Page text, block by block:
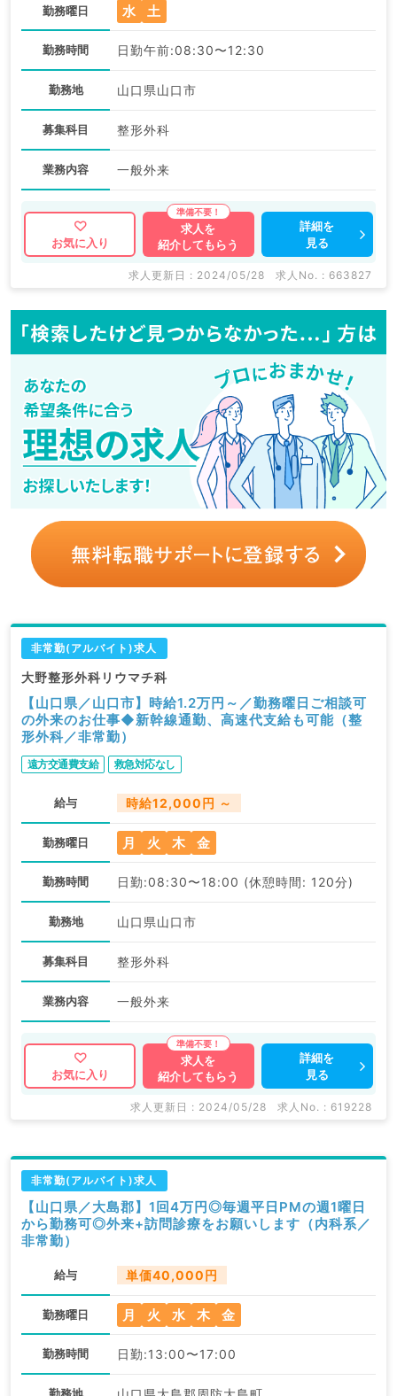
勤務曜日 水 土
勤務時間 日勤午前:08:30〜12:30
勤務地 山口県山口市
募集科目 整形外科
業務内容 一般外来
お気に入り
求人を
紹介してもらう
詳細を
見る
求人更新日 : 2024/05/28 求人No. : 663827
非常勤(アルバイト)求人
大野整形外科リウマチ科
【山口県／山口市】時給1.2万円～／勤務曜日ご相談可
の外来のお仕事◆新幹線通勤、高速代支給も可能（整
形外科／非常勤）
遠方交通費支給 救急対応なし
給与 時給12,000円 ～
勤務曜日 月 火 木 金
勤務時間 日勤:08:30〜18:00 (休憩時間: 120分)
勤務地 山口県山口市
募集科目 整形外科
業務内容 一般外来
お気に入り
求人を
紹介してもらう
詳細を
見る
求人更新日 : 2024/05/28 求人No. : 619228
非常勤(アルバイト)求人
【山口県／大島郡】1回4万円◎毎週平日PMの週1曜日
から勤務可◎外来+訪問診療をお願いします（内科系／
非常勤）
給与 単価40,000円
勤務曜日 月 火 水 木 金
勤務時間 日勤:13:00〜17:00